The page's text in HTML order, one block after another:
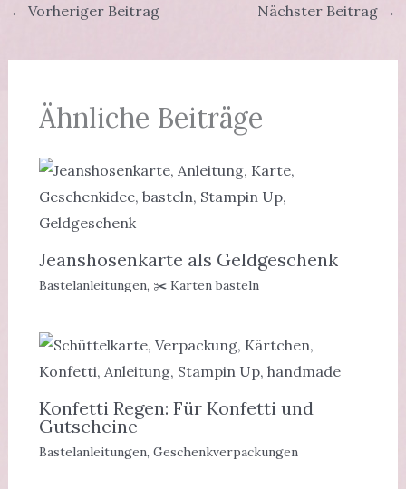
← Vorheriger Beitrag Nächster Beitrag →
Ähnliche Beiträge
Jeanshosenkarte als Geldgeschenk
Bastelanleitungen, ✂️ Karten basteln
Konfetti Regen: Für Konfetti und
Gutscheine
Bastelanleitungen, Geschenkverpackungen